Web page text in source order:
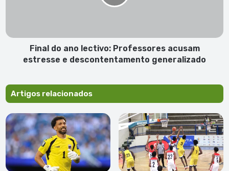
descontentamento
generalizadoFinal do ano lectivo: Professores acusam
estresse e descontentamento generalizado
Artigos relacionados